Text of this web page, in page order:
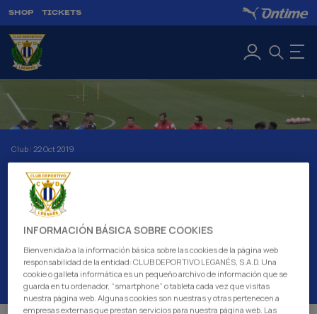
SHOP TICKETS
Club | 22 Oct 2019
LUIS CEMBRANOS AND
CARLOS MARTÍNEZ
PERFORMED FIRST
TRAINING SESSION IN
CHARGE OF C.D.
LEGANÉS
INFORMACIÓN BÁSICA SOBRE COOKIES
Bienvenida/o a la información básica sobre las cookies de la página web
responsabilidad de la entidad: CLUB DEPORTIVO LEGANÉS, S.A.D. Una
cookie o galleta informática es un pequeño archivo de información que se
guarda en tu ordenador, “smartphone” o tableta cada vez que visitas
nuestra página web. Algunas cookies son nuestras y otras pertenecen a
empresas externas que prestan servicios para nuestra página web. Las